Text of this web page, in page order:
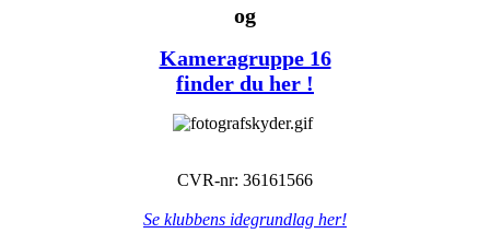
og
Kameragruppe 16
finder du her !
CVR-nr: 36161566
Se klubbens idegrundlag her!